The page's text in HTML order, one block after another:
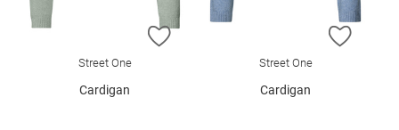
ZUR WUNSCHLISTE HINZUFÜGEN
Street One
Cardigan
ZUR
Street One
Cardigan